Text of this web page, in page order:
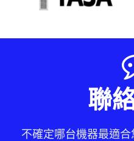
聯
不確定哪台機器最適